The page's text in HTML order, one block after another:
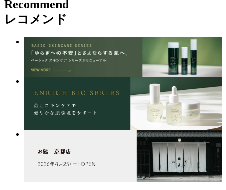
Recommend
レコメンド